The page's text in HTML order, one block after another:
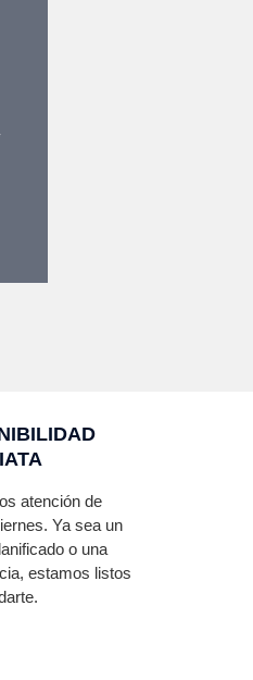
atención de
Ya sea un
o una
estamos listos